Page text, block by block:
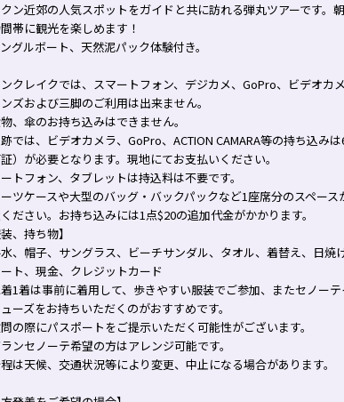
ン近郊の人気スポットをガイドと共に訪れる弾丸ツアーです。
帯に観光を楽しめます！
グルボート、天然泥パック体験付き。
クレイクでは、スマートフォン、デジカメ、GoPro、ビデオカ
ズおよび三脚のご利用は出来ません。
、傘のお持ち込みはできません。
では、ビデオカメラ、GoPro、ACTION CAMARA等の持ち込み
）が必要となります。現地にてお支払いください。
トフォン、タブレットは持込料は不要です。
ツケースや大型のバッグ・バックパックなど1座席分のスペー
ださい。お持ち込みには1点$20の追加代金がかかります。
、持ち物】
、帽子、サングラス、ビーチサンダル、タオル、着替え、日焼
ト、現金、クレジットカード
1着は事前に着用して、歩きやすい服装でご参加、またセノー
ーズをお持ちいただくのがおすすめです。
の際にパスポートをご提示いただく可能性がございます。
ンセノーテ希望の方はアレンジ可能です。
は天候、交通状況等により変更、中止になる場合があります。